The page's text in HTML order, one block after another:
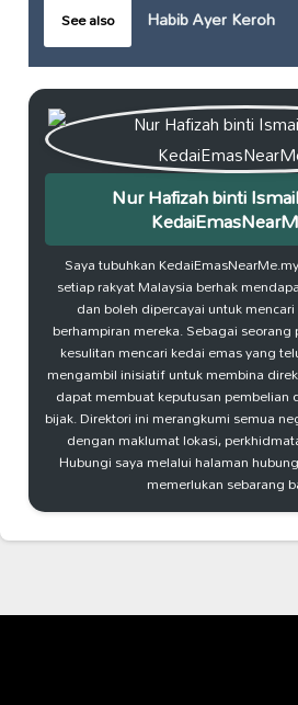
See also Habib Ayer Keroh
Nur Hafizah binti
Saya tubuhkan
setiap rakyat Malaysia berhak
dan boleh dipercayai untuk
berhampiran mereka. Sebagai
kesulitan mencari kedai emas yang
mengambil inisiatif untuk membina
dapat membuat keputusan pembelian
bijak. Direktori ini merangkumi semua
dengan maklumat lokasi,
Hubungi saya melalui halaman
memerlukan sebarang